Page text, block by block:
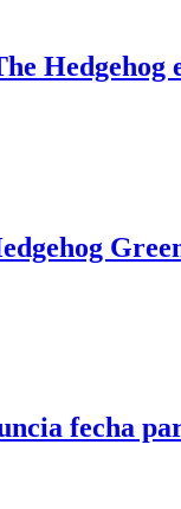
Hedgehog
fecha